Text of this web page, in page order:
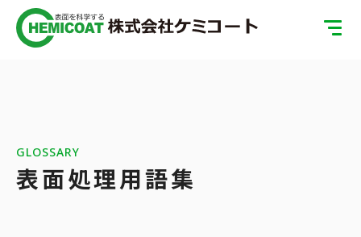
ISOへの取り組み
GLOSSARY
表面処理用語集